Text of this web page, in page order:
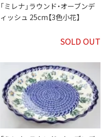
「ミレナ」ラウンド・オーブンデ
ィッシュ 25cm【3色小花】
SOLD OUT